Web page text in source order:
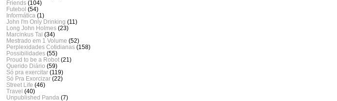
Friends (104)
Futebol (54)
Informática (1)
John I'm Only Drinking (11)
Long John Holmes (23)
Marcinkus Tai (34)
Mestrado em 1 Volume (52)
Perplexidades Cotidianas (158)
Possibilidades (55)
Proud to be a Robot (21)
Querido Diário (59)
Só pra exercitar (119)
Só Pra Exorcizar (22)
Street Life (46)
Travel (40)
Unpublished Panda (7)